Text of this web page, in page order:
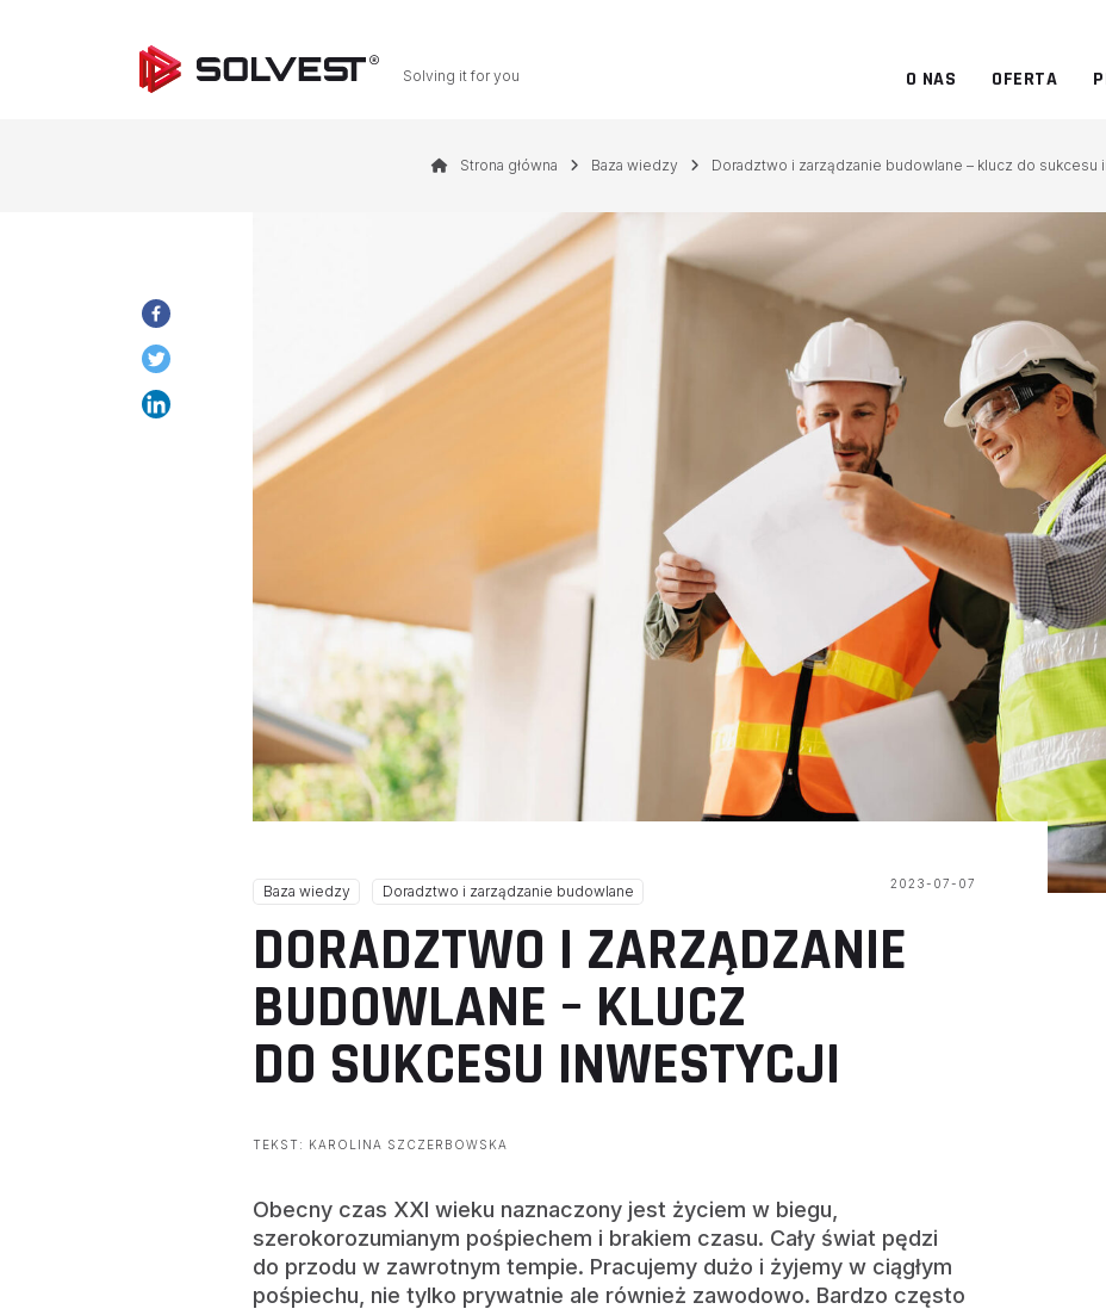
Solving it for you O NAS OFERTA
Strona główna Baza wiedzy Doradztwo i zarządzanie budowlane – klucz do sukcesu
Baza wiedzy Doradztwo i zarządzanie budowlane 2023-07-07
DORADZTWO I ZARZĄDZANIE
BUDOWLANE – KLUCZ
DO SUKCESU INWESTYCJI
TEKST: KAROLINA SZCZERBOWSKA
Obecny czas XXI wieku naznaczony jest życiem w biegu,
szerokorozumianym pośpiechem i brakiem czasu. Cały świat pędzi
do przodu w zawrotnym tempie. Pracujemy dużo i żyjemy w ciągłym
pośpiechu, nie tylko prywatnie ale również zawodowo. Bardzo często